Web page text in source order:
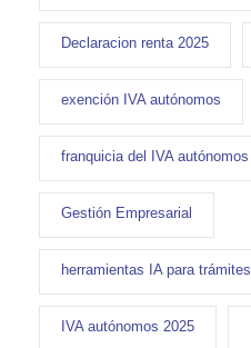
Declaracion renta 2025
exención IVA autónomos
franquicia del IVA autónomos
Gestión Empresarial
herramientas IA para trámites
IVA autónomos 2025